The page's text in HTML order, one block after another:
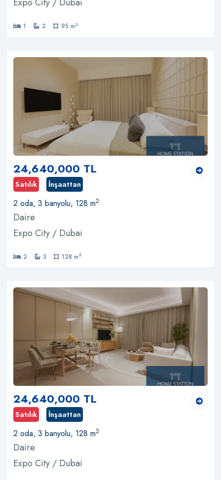
Expo City / Dubai
1 2 95 m2
24,640,000 TL
Satılık İnşaattan
2 oda, 3 banyolu, 128 m2
Daire
Expo City / Dubai
2 3 128 m2
24,640,000 TL
Satılık İnşaattan
2 oda, 3 banyolu, 128 m2
Daire
Expo City / Dubai